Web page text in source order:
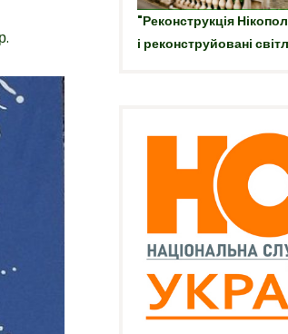
"Реконструкція
і реконструйовані